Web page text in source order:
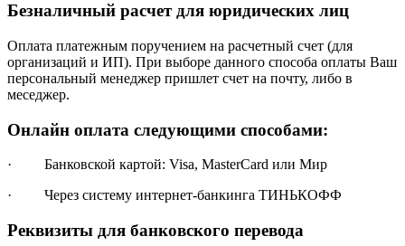
Безналичный расчет для юридических лиц
Оплата платежным поручением на расчетный счет (для
организаций и ИП). При выборе данного способа оплаты Ваш
персональный менеджер пришлет счет на почту, либо в
меседжер.
Онлайн оплата следующими способами:
· Банковской картой: Visa, MasterCard или Мир
· Через систему интернет-банкинга ТИНЬКОФФ
Реквизиты для банковского перевода